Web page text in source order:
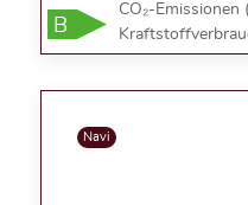
B
CO₂-
Navi